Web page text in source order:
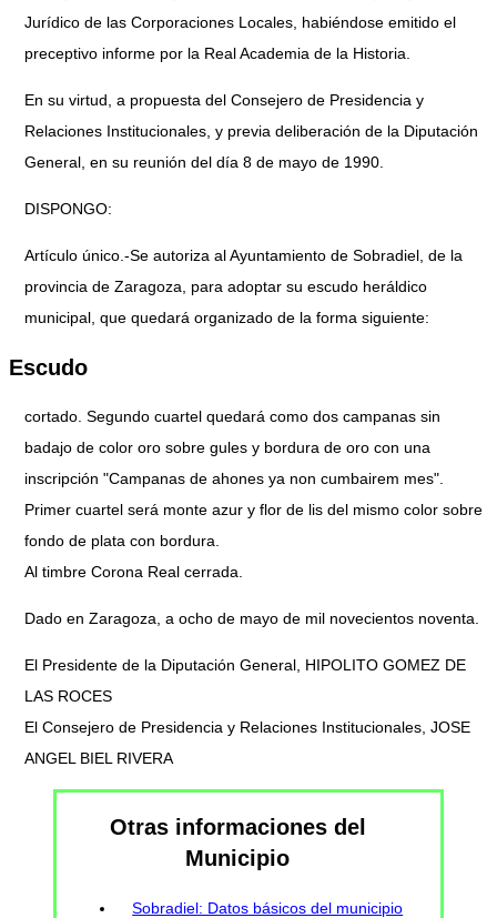
Jurídico de las Corporaciones Locales, habiéndose emitido el
preceptivo informe por la Real Academia de la Historia.
En su virtud, a propuesta del Consejero de Presidencia y
Relaciones Institucionales, y previa deliberación de la Diputación
General, en su reunión del día 8 de mayo de 1990.
DISPONGO:
Artículo único.-Se autoriza al Ayuntamiento de Sobradiel, de la
provincia de Zaragoza, para adoptar su escudo heráldico
municipal, que quedará organizado de la forma siguiente:
Escudo
cortado. Segundo cuartel quedará como dos campanas sin
badajo de color oro sobre gules y bordura de oro con una
inscripción "Campanas de ahones ya non cumbairem mes".
Primer cuartel será monte azur y flor de lis del mismo color sobre
fondo de plata con bordura.
Al timbre Corona Real cerrada.
Dado en Zaragoza, a ocho de mayo de mil novecientos noventa.
El Presidente de la Diputación General, HIPOLITO GOMEZ DE
LAS ROCES
El Consejero de Presidencia y Relaciones Institucionales, JOSE
ANGEL BIEL RIVERA
Otras informaciones del
Municipio
Sobradiel: Datos básicos del municipio